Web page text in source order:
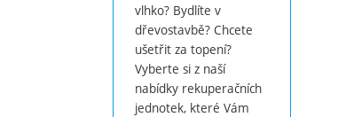
vlhko? Bydlíte v
dřevostavbě? Chcete
ušetřit za topení?
Vyberte si z naší
nabídky rekuperačních
jednotek, které Vám